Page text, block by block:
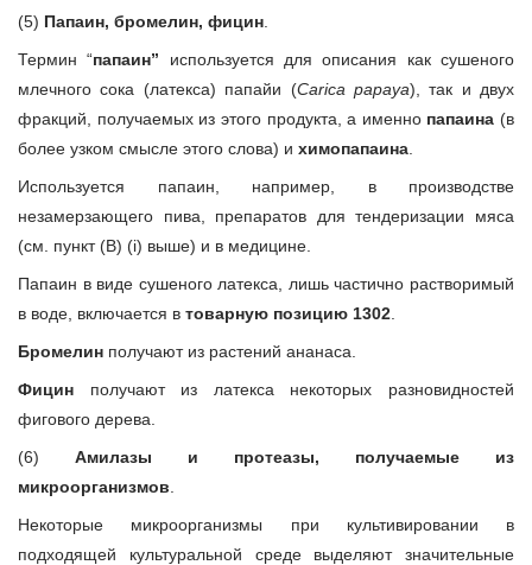
(5) Папаин, бромелин, фицин
Термин “папаин” используется для описания как сушеного
млечного сока (латекса) папайи (Carica papaya), так и двух
фракций, получаемых из этого продукта, а именно папаина (в
более узком смысле этого слова) и химопапаина
Используется папаин, например, в производстве
незамерзающего пива, препаратов для тендеризации мяса
(см. пункт (В) (i) выше) и в медицине.
Папаин в виде сушеного латекса, лишь частично растворимый
в воде, включается в товарную позицию 1302
Бромелин получают из растений ананаса.
Фицин получают из латекса некоторых разновидностей
фигового дерева.
(6) Амилазы и протеазы, получаемые из
микроорганизмов
Некоторые микроорганизмы при культивировании в
подходящей культуральной среде выделяют значительные